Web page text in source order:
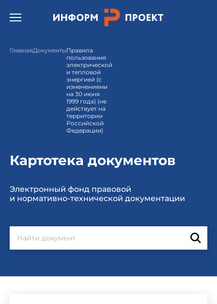
Открыть бургер меню.
ГлавнаяДокументыПравила
пользования
электрической
и тепловой
энергией (с
изменениями
на 30 июня
1999 года) (не
действует на
территории
Российской
Федерации)
Картотека документов
Электронный фонд правовой
и нормативно-технической документации